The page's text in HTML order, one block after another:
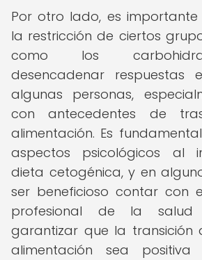
Por otro lado, es
la restricción de ciertos
como los
desencadenar respuestas
algunas personas,
con antecedentes de
alimentación. Es
aspectos psicológicos al
dieta cetogénica, y en
ser beneficioso contar con
profesional de la
garantizar que la transición
alimentación sea